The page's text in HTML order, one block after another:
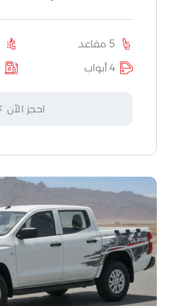
5 مقاعد
4 أبواب
احجز الآن